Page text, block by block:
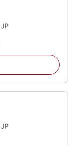
JP
JP